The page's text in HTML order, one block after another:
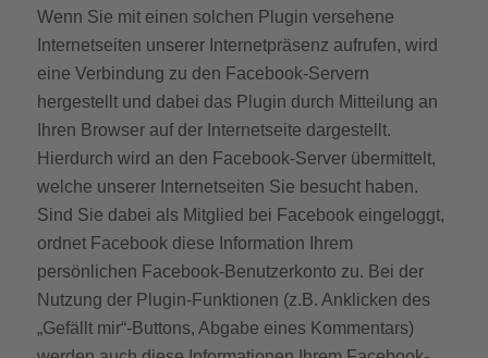
Wenn Sie mit einen solchen Plugin versehene
Internetseiten unserer Internetpräsenz aufrufen, wird
eine Verbindung zu den Facebook-Servern
hergestellt und dabei das Plugin durch Mitteilung an
Ihren Browser auf der Internetseite dargestellt.
Hierdurch wird an den Facebook-Server übermittelt,
welche unserer Internetseiten Sie besucht haben.
Sind Sie dabei als Mitglied bei Facebook eingeloggt,
ordnet Facebook diese Information Ihrem
persönlichen Facebook-Benutzerkonto zu. Bei der
Nutzung der Plugin-Funktionen (z.B. Anklicken des
„Gefällt mir“-Buttons, Abgabe eines Kommentars)